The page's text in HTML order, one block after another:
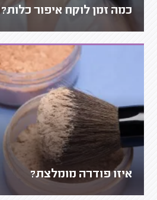
כמה זמן לוקח איפור כלות?
איזו פודרה מומלצת?